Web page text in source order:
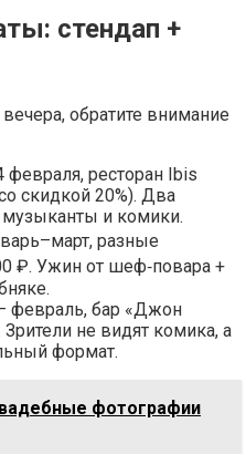
стендап +
вечера, обратите внимание
февраля, ресторан Ibis
скидкой 20%). Два
музыканты и комики.
разные
₽. Ужин от шеф‑повара +
февраль, бар «Джон
не видят комика, а
формат.
фотографии